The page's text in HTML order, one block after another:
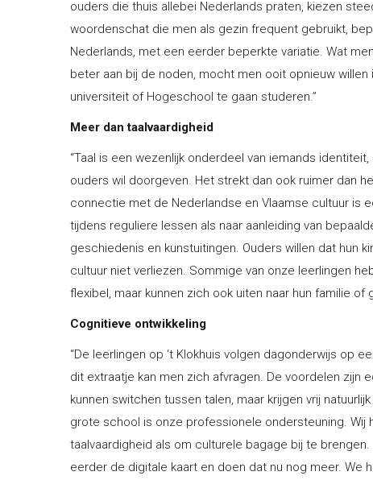
ouders die thuis allebei Nederlands praten, kiezen
woordenschat die men als gezin frequent gebruikt,
Nederlands, met een eerder beperkte variatie. Wat
beter aan bij de noden, mocht men ooit opnieuw
universiteit of Hogeschool te gaan studeren.”
Meer dan taalvaardigheid
“Taal is een wezenlijk onderdeel van iemands
ouders wil doorgeven. Het strekt dan ook ruimer dan
connectie met de Nederlandse en Vlaamse cultuur is
tijdens reguliere lessen als naar aanleiding van
geschiedenis en kunstuitingen. Ouders willen dat hun
cultuur niet verliezen. Sommige van onze leerlingen
flexibel, maar kunnen zich ook uiten naar hun familie
Cognitieve ontwikkeling
“De leerlingen op ‘t Klokhuis volgen dagonderwijs op
dit extraatje kan men zich afvragen. De voordelen
kunnen switchen tussen talen, maar krijgen vrij
grote school is onze professionele ondersteuning. Wij
taalvaardigheid als om culturele bagage bij te
eerder de digitale kaart en doen dat nu nog meer. We